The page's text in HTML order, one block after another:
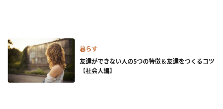
暮らす
友達ができない人の5つの特徴＆友達をつくるコツ
【社会人編】